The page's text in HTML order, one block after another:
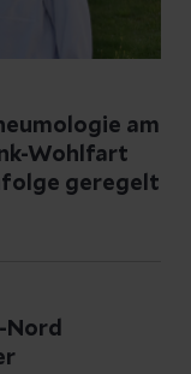
am
Wohlfart
geregelt
Nord